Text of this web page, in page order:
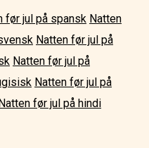
før jul på spansk Natten
Natten før jul på
Natten før jul på
Natten før jul på
før jul på hindi